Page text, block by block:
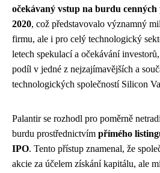
očekávaný vstup na burdu
2020, což představovalo významný
firmu, ale i pro celý technologický
letech spekulací a očekávání
podíl v jedné z nejzajímavějších a
technologických společností Silicon
Palantir se rozhodl pro poměrně
burdu prostřednictvím přímého
IPO. Tento přístup znamenal, že
akcie za účelem získání kapitálu, ale